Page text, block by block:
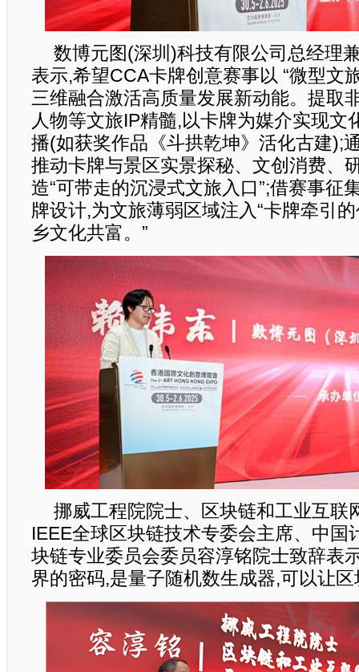
数博元图(深圳)科技有限公司总经理
表示,希望CCA卡牌创意赛事以 “微型文
三维融合激活高质量发展新动能。提取
人物等文旅IP精髓,以卡牌为媒介实现文
播(如获奖作品《斗拱乾坤》活化古建);
推动卡牌与景区实景探秘、文创消费、
造“可带走的沉浸式文旅入口”;借赛事征
牌设计,为文旅薄弱区域注入“卡牌牵引
乡文化共富。”
挪威工程院院士、区块链和工业互联
IEEE全球区块链技术专委会主席、中国
块链专业委员会委员容淳铭院士致辞表
界的密码,是量子随机数生成器,可以让